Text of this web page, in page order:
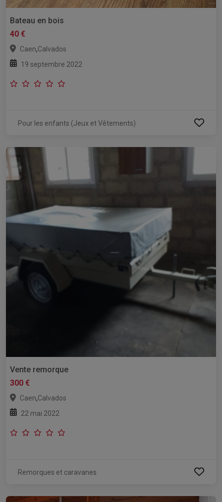
Bateau en bois
40 €
Caen,Calvados
19 septembre 2022
Pour les enfants (Jeux et Vêtements)
Vente remorque
300 €
Caen,Calvados
22 mai 2022
Remorques et caravanes